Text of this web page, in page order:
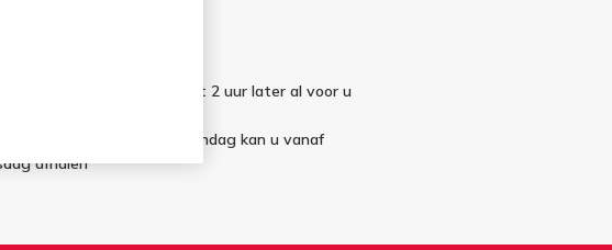
t.e.m. Za: Uw bestelling staat 2 uur later al voor u
op zondag en maandag kan u vanaf
afhalen